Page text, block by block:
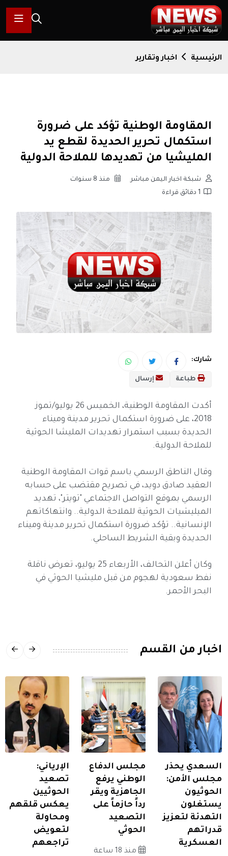
الرئيسية اخبار وتقارير
المقاومة الوطنية تؤكد على ضرورة
استكمال تحرير الحديدة لقطع يد
المليشيا من تهديدها للملاحة الدولية
شبكة اخبار اليمن مباشر
منذ 8 سنوات
1 دقائق قراءة
شارك:
طباعة إرسال
أكدت المقاومة الوطنية، الخميس 26 يوليو/تموز
2018، على ضرورة استكمال تحرير مدينة وميناء
الحديدة بسبب استمرار تهديدات المليشا الحوثية
للملاحة الدولية.
وقال الناطق الرسمي باسم قوات المقاومة الوطنية
العقيد صادق دويد، في تصريح مقتضب على حسابه
الرسمي بموقع التواصل الاجتماعي "تويتر"، تهديد
الميليشيات الحوثية للملاحة الدولية.. وانتهاكاتهم
الإنسانية.. تؤكد ضرورة استكمال تحرير مدينة وميناء
الحديدة وبقية الشريط الساحلي.
وكان أعلن التحالف، الأربعاء 25 يوليو، تعرض ناقلة
نفط سعودية لهجوم من قبل مليشيا الحوثي في
البحر الأحمر.
اخبار من القسم
السعدي يحذر
مجلس الأمن:
الحوثيون
يستغلون
التهدئة لتعزيز
قدراتهم
العسكرية
مجلس الدفاع
الوطني يرفع
الجاهزية ويقر
رداً حازماً على
التصعيد
الحوثي
منذ 18 ساعة
الإرياني:
تصعيد
الحوثيين
يعكس قلقهم
ومحاولة
لتعويض
تراجعهم